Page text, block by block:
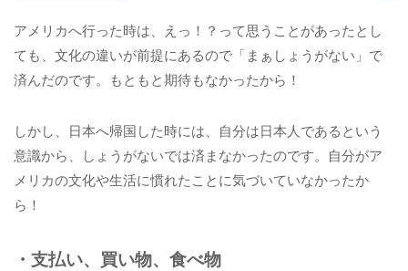
アメリカへ行った時は、えっ！？って思うことがあったとし
ても、文化の違いが前提にあるので「まぁしょうがない」で
済んだのです。もともと期待もなかったから！
しかし、日本へ帰国した時には、自分は日本人であるという
意識から、しょうがないでは済まなかったのです。自分がア
メリカの文化や生活に慣れたことに気づいていなかったか
ら！
・支払い、買い物、食べ物